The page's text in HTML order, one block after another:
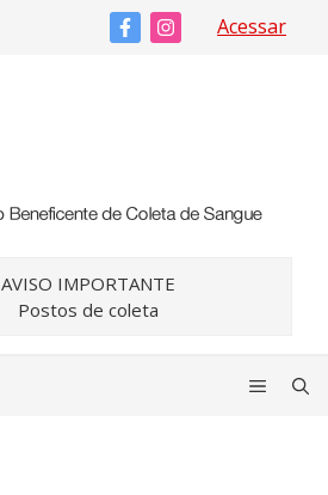
Acessar
AVISO IMPORTANTE
Postos de coleta
Menu